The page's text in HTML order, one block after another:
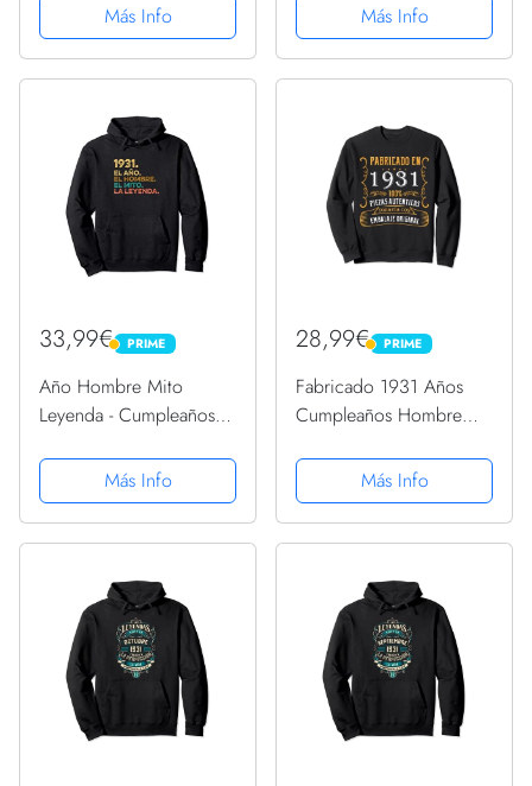
Más Info
Más Info
33,99€ PRIME
PRIME
Año Hombre Mito
Leyenda - Cumpleaños
Sudadera con Capucha
Más Info
28,99€ PRIME
PRIME
Fabricado 1931 Años
Cumpleaños Hombre
SudaderaMás Info